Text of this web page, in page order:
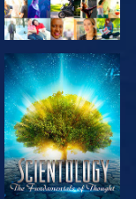
シリーズを探求